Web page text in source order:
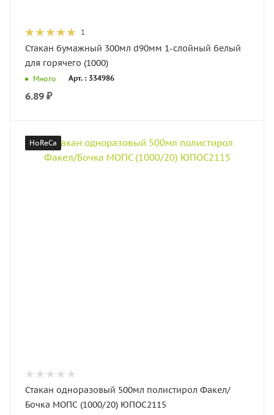
1
Стакан бумажный 300мл d90мм 1-слойный белый
для горячего (1000)
Много Арт. : 334986
6.89 ₽
HoReCa
Стакан одноразовый 500мл полистирол Факел/
Бочка МОПС (1000/20) ЮПОС2115